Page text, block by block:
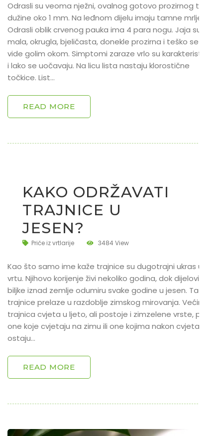
Odrasli su veoma nježni, ovalnog gotovo prozirnog tijela,
dužine oko 1 mm. Na leđnom dijelu imaju tamne mrlje.
Odrasli oblik crvenog pauka ima 4 para nogu. Jaja su
mala, okrugla, bjeličasta, donekle prozirna i teško se
vide golim okom. Simptomi zaraze vrlo su karakteristični
i lako se uočavaju. Na licu lista nastaju klorostične
točkice. List…
READ MORE
KAKO ODRŽAVATI
TRAJNICE U
JESEN?
Priče iz vrtlarije 3484 View
Kao što samo ime kaže trajnice su dugotrajni ukras u
vrtu. Njihovo korijenje živi nekoliko godina, dok dijelovi
biljke iznad zemlje odumiru svake godine u jesen. Tada
trajnice prelaze u razdoblje zimskog mirovanja. Većina
trajnica cvjeta u ljeto, ali postoje i zimzelene vrste, pa
one koje cvjetaju na zimu ili one kojima nakon cvjetanja
ostaju…
READ MORE